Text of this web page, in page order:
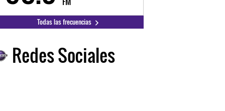
Todas las frecuencias
Redes Sociales